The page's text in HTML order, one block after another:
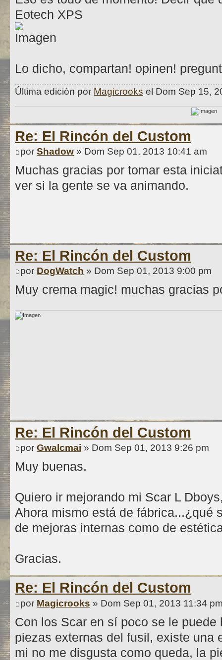
Eotech XPS
Lo dicho, compartan! opinen!
Última edición por Magicrooks el Dom Sep 15,
Re: El Rincón del Custom
por Shadow » Dom Sep 01, 2013 10:41 am
Muchas gracias por tomar esta
ver si la gente se va animando.
Re: El Rincón del Custom
por DogWatch » Dom Sep 01, 2013 9:00 pm
Muy crema magic! muchas gracias
Re: El Rincón del Custom
por Gwalcmai » Dom Sep 01, 2013 9:26 pm
Muy buenas.
Quiero ir mejorando mi Scar L
Ahora mismo está de fábrica...¿qué
de mejoras internas como de
Gracias.
Re: El Rincón del Custom
por Magicrooks » Dom Sep 01, 2013 11:34
Con los Scar en sí poco se le
piezas externas del fusil, existe una
mi no me disgusta como queda, la